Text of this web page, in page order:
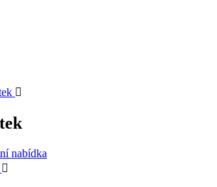

nabídka
